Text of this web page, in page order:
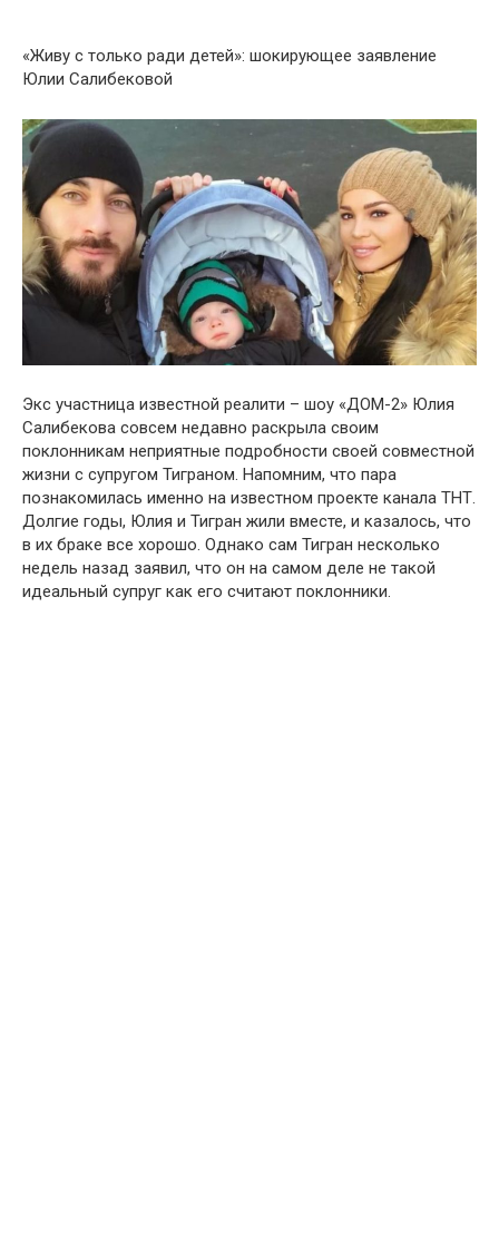
«Живу с только ради детей»: шокирующее заявление
Юлии Салибековой
Экс участница известной реалити – шоу «ДОМ-2» Юлия
Салибекова совсем недавно раскрыла своим
поклонникам неприятные подробности своей совместной
жизни с супругом Тиграном. Напомним, что пара
познакомилась именно на известном проекте канала ТНТ.
Долгие годы, Юлия и Тигран жили вместе, и казалось, что
в их браке все хорошо. Однако сам Тигран несколько
недель назад заявил, что он на самом деле не такой
идеальный супруг как его считают поклонники.